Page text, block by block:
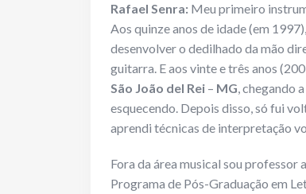
Rafael Senra: Meu primeiro
Aos quinze anos de idade (em
desenvolver o dedilhado da mão
guitarra. E aos vinte e três anos
São João del Rei – MG, chegando
esquecendo. Depois disso, só fui
aprendi técnicas de interpretação
Fora da área musical sou professor
Programa de Pós-Graduação em